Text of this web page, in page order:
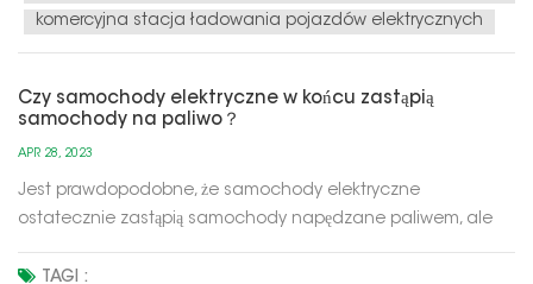
komercyjna stacja ładowania pojazdów elektrycznych
Czy samochody elektryczne w końcu zastąpią
samochody na paliwo？
APR 28, 2023
Jest prawdopodobne, że samochody elektryczne
ostatecznie zastąpią samochody napędzane paliwem, ale
czynników, takich jak postęp technologiczny, polityka rządu i
TAGI :